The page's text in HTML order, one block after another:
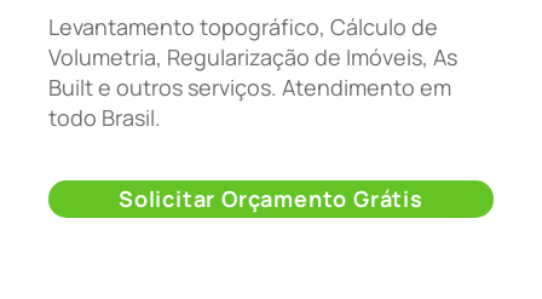
Levantamento topográfico, Cálculo de
Volumetria, Regularização de Imóveis, As
Built e outros serviços. Atendimento em
todo Brasil.
Solicitar Orçamento Grátis